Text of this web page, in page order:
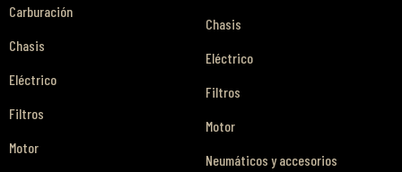
Carburación
Chasis
Eléctrico
Filtros
Motor
Chasis
Eléctrico
Filtros
Motor
Neumáticos y accesorios